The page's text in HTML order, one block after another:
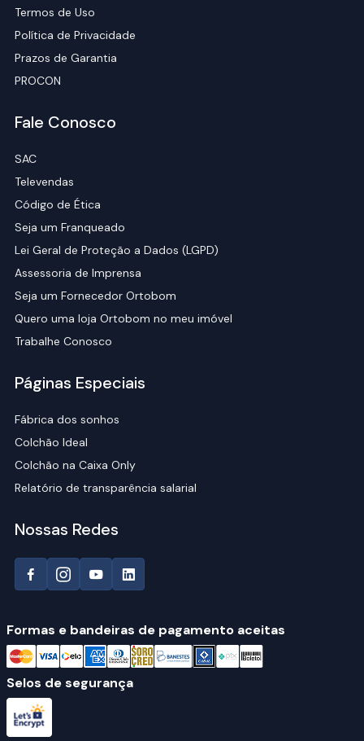
Termos de Uso
Política de Privacidade
Prazos de Garantia
PROCON
Fale Conosco
SAC
Televendas
Código de Ética
Seja um Franqueado
Lei Geral de Proteção a Dados (LGPD)
Assessoria de Imprensa
Seja um Fornecedor Ortobom
Quero uma loja Ortobom no meu imóvel
Trabalhe Conosco
Páginas Especiais
Fábrica dos sonhos
Colchão Ideal
Colchão na Caixa Only
Relatório de transparência salarial
Nossas Redes
Formas e bandeiras de pagamento aceitas
Selos de segurança